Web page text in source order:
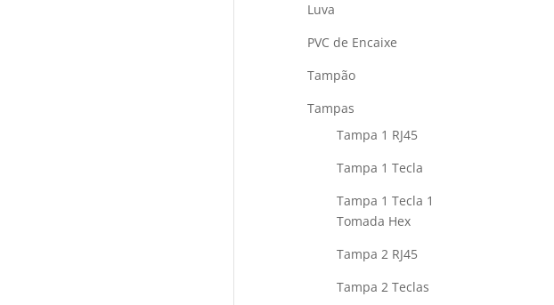
Luva
PVC de Encaixe
Tampão
Tampas
Tampa 1 RJ45
Tampa 1 Tecla
Tampa 1 Tecla 1
Tomada Hex
Tampa 2 RJ45
Tampa 2 Teclas